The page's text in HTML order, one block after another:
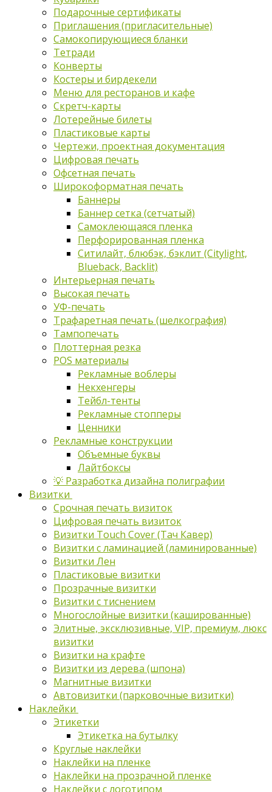
Подарочные сертификаты
Приглашения (пригласительные)
Самокопирующиеся бланки
Тетради
Конверты
Костеры и бирдекели
Меню для ресторанов и кафе
Скретч-карты
Лотерейные билеты
Пластиковые карты
Чертежи, проектная документация
Цифровая печать
Офсетная печать
Широкоформатная печать
Баннеры
Баннер сетка (сетчатый)
Самоклеющаяся пленка
Перфорированная пленка
Ситилайт, блюбэк, бэклит (Citylight,
Blueback, Backlit)
Интерьерная печать
Высокая печать
УФ-печать
Трафаретная печать (шелкография)
Тампопечать
Плоттерная резка
POS материалы
Рекламные воблеры
Некхенгеры
Тейбл-тенты
Рекламные стопперы
Ценники
Рекламные конструкции
Объемные буквы
Лайтбоксы
💡 Разработка дизайна полиграфии
Визитки
Срочная печать визиток
Цифровая печать визиток
Визитки Touch Cover (Тач Кавер)
Визитки с ламинацией (ламинированные)
Визитки Лен
Пластиковые визитки
Прозрачные визитки
Визитки с тиснением
Многослойные визитки (кашированные)
Элитные, эксклюзивные, VIP, премиум, люкс
визитки
Визитки на крафте
Визитки из дерева (шпона)
Магнитные визитки
Автовизитки (парковочные визитки)
Наклейки
Этикетки
Этикетка на бутылку
Круглые наклейки
Наклейки на пленке
Наклейки на прозрачной пленке
Наклейки с логотипом